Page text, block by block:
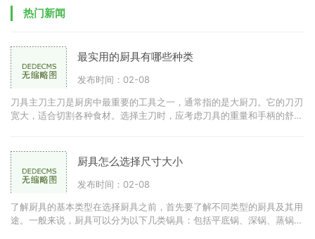
热门新闻
最实用的厨具有哪些种类
发布时间：02-08
刀具主刀主刀是厨房中最重要的工具之一，通常指的是大厨刀。它的刀刃
宽大，适合切割各种食材。选择主刀时，应考虑刀具的重量和手柄的舒适
厨具怎么选择尺寸大小
发布时间：02-08
了解厨具的基本类型在选择厨具之前，首先要了解不同类型的厨具及其用
途。一般来说，厨具可以分为以下几类锅具：包括平底锅、深锅、蒸锅